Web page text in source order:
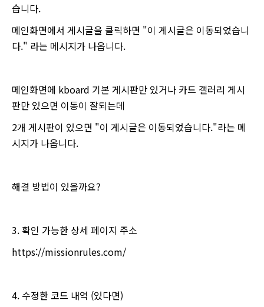
습니다.
메인화면에서 게시글을 클릭하면 "이 게시글은 이동되었습니
다." 라는 메시지가 나옵니다.
메인화면에 kboard 기본 게시판만 있거나 카드 갤러리 게시
판만 있으면 이동이 잘되는데
2개 게시판이 있으면 "이 게시글은 이동되었습니다."라는 메
시지가 나옵니다.
해결 방법이 있을까요?
3. 확인 가능한 상세 페이지 주소
https://missionrules.com/
4. 수정한 코드 내역 (있다면)